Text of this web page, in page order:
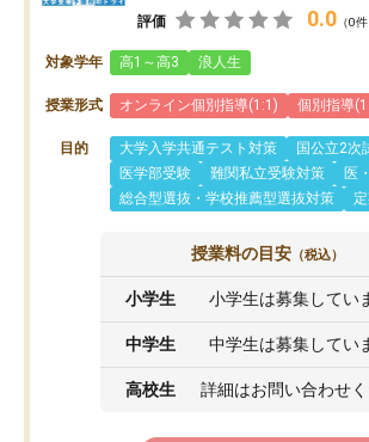
評価 0.0 （0件
対象学年 高1～高3 浪人生
授業形式 オンライン個別指導(1:1) 個別指導
目的 大学入学共通テスト対策
国公立2次
医学部受験
難関私立受験対策
医
総合型選抜・学校推薦型選抜対策
授業料の目安 （税込）
小学生 小学生は募集してい
中学生 中学生は募集してい
高校生 詳細はお問い合わせ